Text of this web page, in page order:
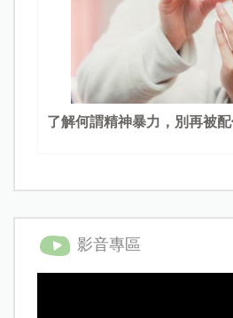
了解何謂精神暴力，別再被
影音專區